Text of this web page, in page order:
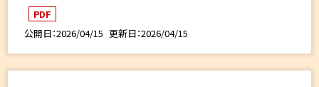
PDF
公開日 2026/04/15 更新日 2026/04/15